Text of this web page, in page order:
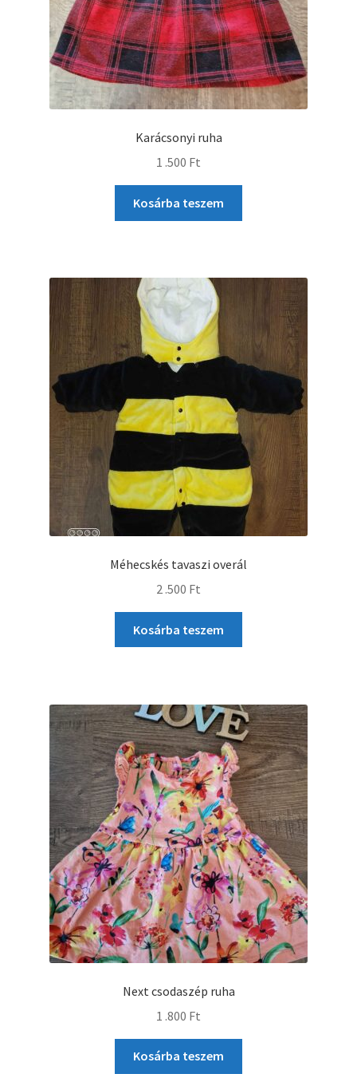
Karácsonyi ruha
1 .500 Ft
Kosárba teszem
Méhecskés tavaszi overál
2 .500 Ft
Kosárba teszem
Next csodaszép ruha
1 .800 Ft
Kosárba teszem